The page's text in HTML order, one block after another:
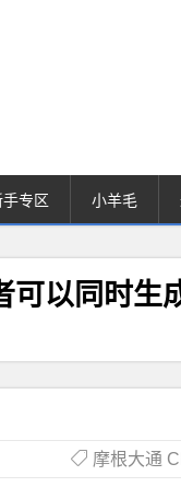
专区 小羊毛
可以同时生
摩根大通